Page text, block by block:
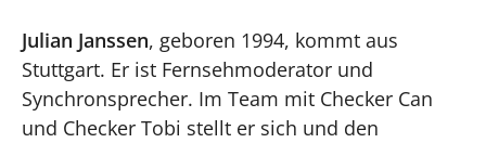
Julian Janssen, geboren 1994, kommt aus
Stuttgart. Er ist Fernsehmoderator und
Synchronsprecher. Im Team mit Checker Can
und Checker Tobi stellt er sich und den